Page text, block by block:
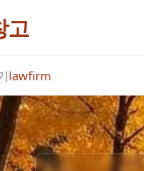
고
lawfirm